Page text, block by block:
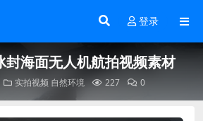
登录
封海面无人机航拍视频素材
实拍视频 自然环境 227 0